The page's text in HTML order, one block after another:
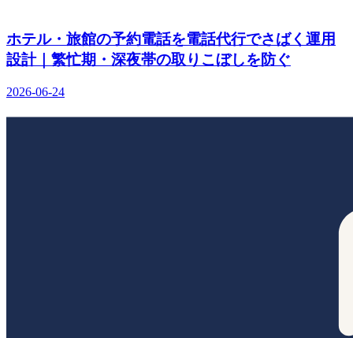
ホテル・旅館の予約電話を電話代行でさばく運用
設計｜繁忙期・深夜帯の取りこぼしを防ぐ
2026-06-24